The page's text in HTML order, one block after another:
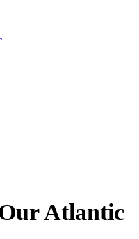
Atlantic